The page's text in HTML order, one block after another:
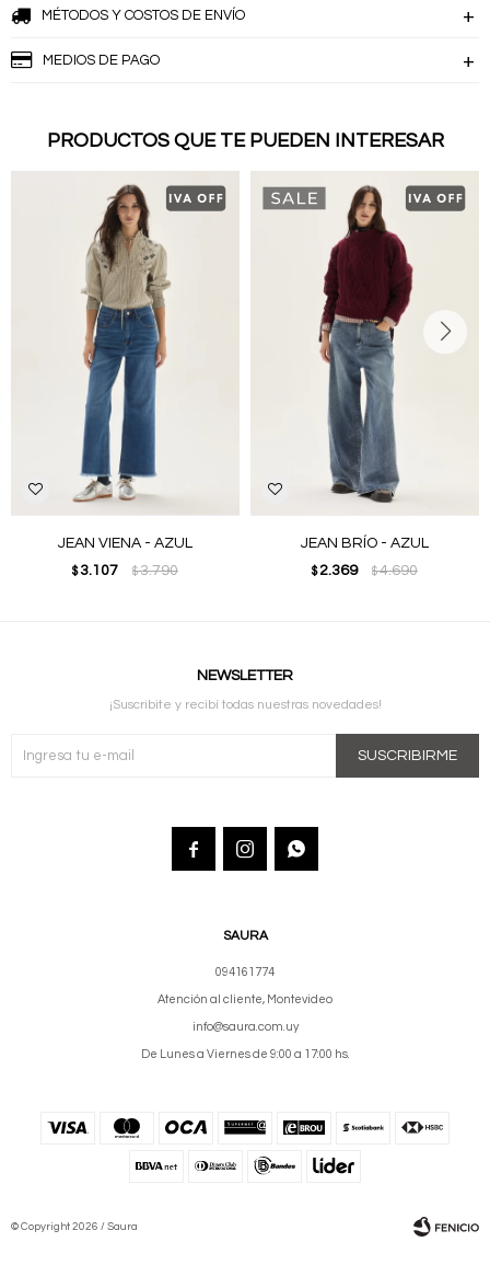
MÉTODOS Y COSTOS DE ENVÍO
MEDIOS DE PAGO
PRODUCTOS QUE TE PUEDEN INTERESAR
JEAN VIENA - AZUL
$3.107 $3.790
JEAN BRÍO - AZUL
$2.369 $4.690
SAURA
094161774
Atención al cliente, Montevideo
info@saura.com.uy
De Lunes a Viernes de 9:00 a 17:00 hs.
NEWSLETTER
¡Suscribite y recibí todas nuestras novedades!
SUSCRIBIRME
  
© Copyright 2026 / Saura